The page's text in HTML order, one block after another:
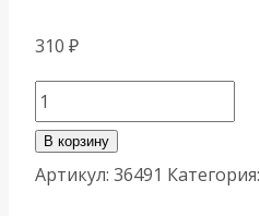
310 ₽
Количество
товара
Глазок
В корзину
Артикул: 36491 Категория: